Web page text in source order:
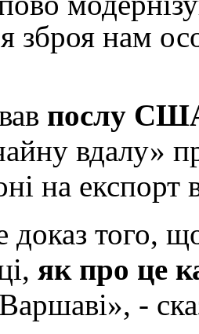
зброя нам
послу
вдалу»
на експорт
доказ того,
як про це
-